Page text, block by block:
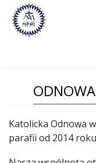
SAKRAMENTY
GRUPY PARAFIALNE
Katolicka Odnowa
parafii od 2014